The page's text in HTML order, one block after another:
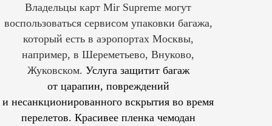
Владельцы карт Mir Supreme могут
воспользоваться сервисом упаковки багажа,
который есть в аэропортах Москвы,
например, в Шереметьево, Внуково,
Жуковском. Услуга защитит багаж
от царапин, повреждений
и несанкционированного вскрытия во время
перелетов. Красивее пленка чемодан